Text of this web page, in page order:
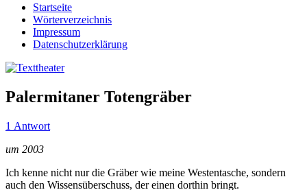
Startseite
Wörterverzeichnis
Impressum
Datenschutzerklärung
Palermitaner Totengräber
1 Antwort
um 2003
Ich kenne nicht nur die Gräber wie meine Westentasche, sondern
auch den Wissensüberschuss, der einen dorthin bringt.